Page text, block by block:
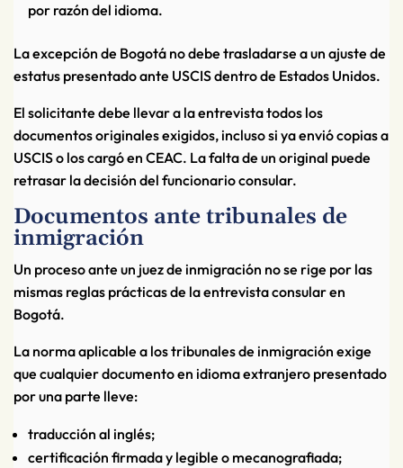
por razón del idioma.
La excepción de Bogotá no debe trasladarse a un ajuste de
estatus presentado ante USCIS dentro de Estados Unidos.
El solicitante debe llevar a la entrevista todos los
documentos originales exigidos, incluso si ya envió copias a
USCIS o los cargó en CEAC. La falta de un original puede
retrasar la decisión del funcionario consular.
Documentos ante tribunales de
inmigración
Un proceso ante un juez de inmigración no se rige por las
mismas reglas prácticas de la entrevista consular en
Bogotá.
La norma aplicable a los tribunales de inmigración exige
que cualquier documento en idioma extranjero presentado
por una parte lleve:
traducción al inglés;
certificación firmada y legible o mecanografiada;